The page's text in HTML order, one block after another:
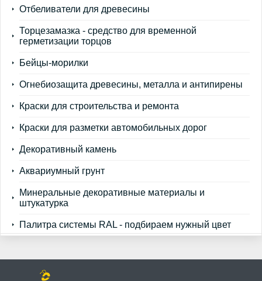
Отбеливатели для древесины
Торцезамазка - средство для временной
герметизации торцов
Бейцы-морилки
Огнебиозащита древесины, металла и антипирены
Краски для строительства и ремонта
Краски для разметки автомобильных дорог
Декоративный камень
Аквариумный грунт
Минеральные декоративные материалы и
штукатурка
Палитра системы RAL - подбираем нужный цвет